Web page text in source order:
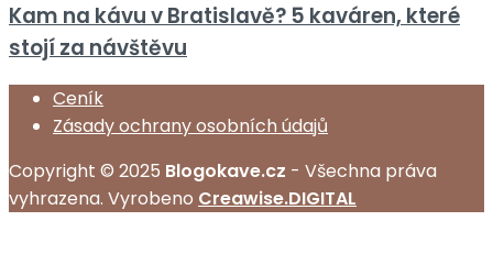
Kam na kávu v Bratislavě? 5 kaváren, které
stojí za návštěvu
Ceník
Zásady ochrany osobních údajů
Copyright © 2025 Blogokave.cz - Všechna práva
vyhrazena. Vyrobeno Creawise.DIGITAL